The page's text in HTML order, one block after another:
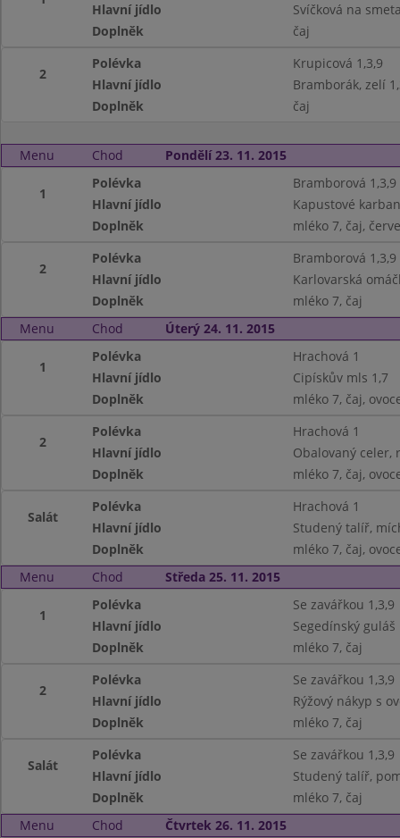
Hlavní jídlo
Svíčková na
Doplněk
čaj
2
Polévka
Krupicová 1,3,9
Hlavní jídlo
Bramborák, zelí
Doplněk
čaj
Menu Chod Pondělí 23. 11. 2015
1
Polévka
Bramborová 1,3,9
Hlavní jídlo
Kapustové
Doplněk
mléko 7, čaj,
2
Polévka
Bramborová 1,3,9
Hlavní jídlo
Karlovarská
Doplněk
mléko 7, čaj
Menu
Chod Úterý 24. 11. 2015
1
Polévka
Hrachová 1
Hlavní jídlo
Cipískův mls 1,7
Doplněk
mléko 7, čaj,
2
Polévka
Hrachová 1
Hlavní jídlo
Obalovaný celer,
Doplněk
mléko 7, čaj,
Salát
Polévka
Hrachová 1
Hlavní jídlo
Studený talíř,
Doplněk
mléko 7, čaj,
Menu
Chod Středa 25. 11. 2015
1
Polévka
Se zavářkou 1,3,9
Hlavní jídlo
Segedínský
Doplněk
mléko 7, čaj
2
Polévka
Se zavářkou 1,3,9
Hlavní jídlo
Rýžový nákyp s
Doplněk
mléko 7, čaj
Salát
Polévka
Se zavářkou 1,3,9
Hlavní jídlo
Studený talíř,
Doplněk
mléko 7, čaj
Menu
Chod Čtvrtek 26. 11. 2015